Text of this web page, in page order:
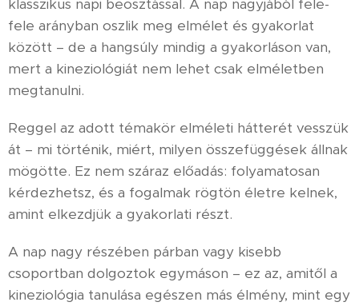
klasszikus napi beosztással. A nap nagyjából fele-
fele arányban oszlik meg elmélet és gyakorlat
között – de a hangsúly mindig a gyakorláson van,
mert a kineziológiát nem lehet csak elméletben
megtanulni.
Reggel az adott témakör elméleti hátterét vesszük
át – mi történik, miért, milyen összefüggések állnak
mögötte. Ez nem száraz előadás: folyamatosan
kérdezhetsz, és a fogalmak rögtön életre kelnek,
amint elkezdjük a gyakorlati részt.
A nap nagy részében párban vagy kisebb
csoportban dolgoztok egymáson – ez az, amitől a
kineziológia tanulása egészen más élmény, mint egy